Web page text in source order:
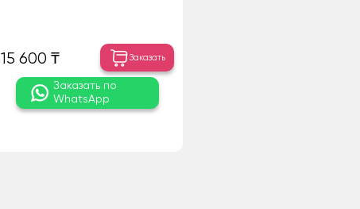
15 600 ₸ Заказать
Заказать по
WhatsApp